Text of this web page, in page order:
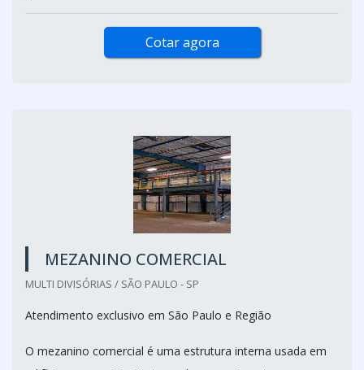
Cotar agora
MEZANINO COMERCIAL
MULTI DIVISÓRIAS / SÃO PAULO - SP
Atendimento exclusivo em São Paulo e Região
O mezanino comercial é uma estrutura interna usada em